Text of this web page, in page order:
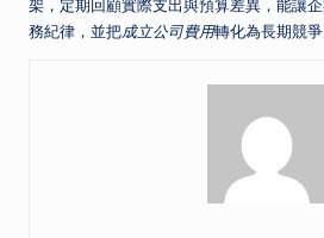
架，定期回顧實際支出與預算差異，能讓
務紀律，並把成立公司費用轉化為長期競爭